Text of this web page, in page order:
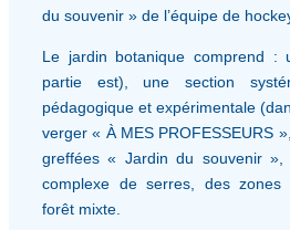
du souvenir » de l’équipe de
Le jardin botanique comprend :
partie est), une section
pédagogique et expérimentale
verger « À MES PROFESSEURS
greffées « Jardin du souvenir
complexe de serres, des zones
forêt mixte.